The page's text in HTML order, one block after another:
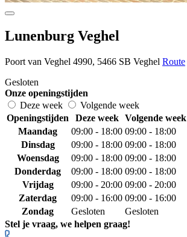
Lunenburg Veghel
Poort van Veghel 4990, 5466 SB Veghel Route
Gesloten
Onze openingstijden
Deze week
Volgende week
Openingstijden
Deze week
Volgende week
Maandag
09:00 - 18:00 09:00 - 18:00
Dinsdag
09:00 - 18:00 09:00 - 18:00
Woensdag
09:00 - 18:00 09:00 - 18:00
Donderdag
09:00 - 18:00 09:00 - 18:00
Vrijdag
09:00 - 20:00 09:00 - 20:00
Zaterdag
09:00 - 16:00 09:00 - 16:00
Zondag
Gesloten
Gesloten
Stel je vraag, we helpen graag!